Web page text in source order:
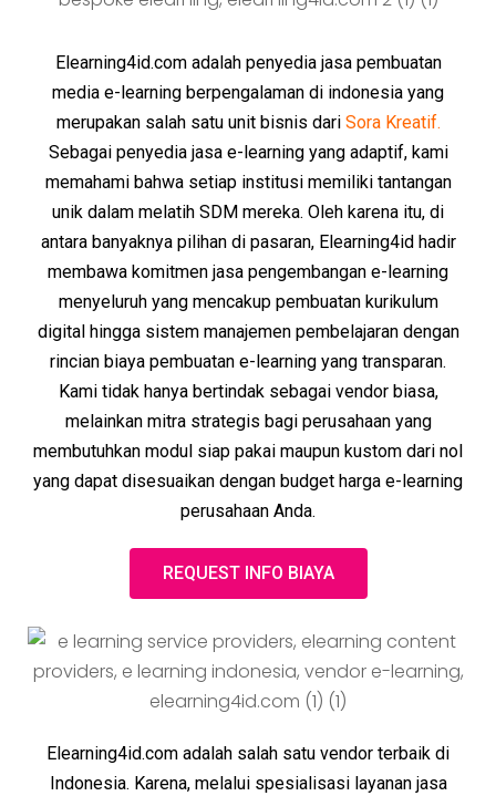
Elearning4id.com adalah penyedia jasa pembuatan
media e-learning berpengalaman di indonesia yang
merupakan salah satu unit bisnis dari Sora Kreatif.
Sebagai penyedia jasa e-learning yang adaptif, kami
memahami bahwa setiap institusi memiliki tantangan
unik dalam melatih SDM mereka. Oleh karena itu, di
antara banyaknya pilihan di pasaran, Elearning4id hadir
membawa komitmen jasa pengembangan e-learning
menyeluruh yang mencakup pembuatan kurikulum
digital hingga sistem manajemen pembelajaran dengan
rincian biaya pembuatan e-learning yang transparan.
Kami tidak hanya bertindak sebagai vendor biasa,
melainkan mitra strategis bagi perusahaan yang
membutuhkan modul siap pakai maupun kustom dari nol
yang dapat disesuaikan dengan budget harga e-learning
perusahaan Anda.
REQUEST INFO BIAYA
Elearning4id.com adalah salah satu vendor terbaik di
Indonesia. Karena, melalui spesialisasi layanan jasa